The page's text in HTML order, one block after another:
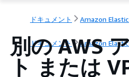
ドキュメント Amazon
ドキュメント Amazon
別の AWS
ト または